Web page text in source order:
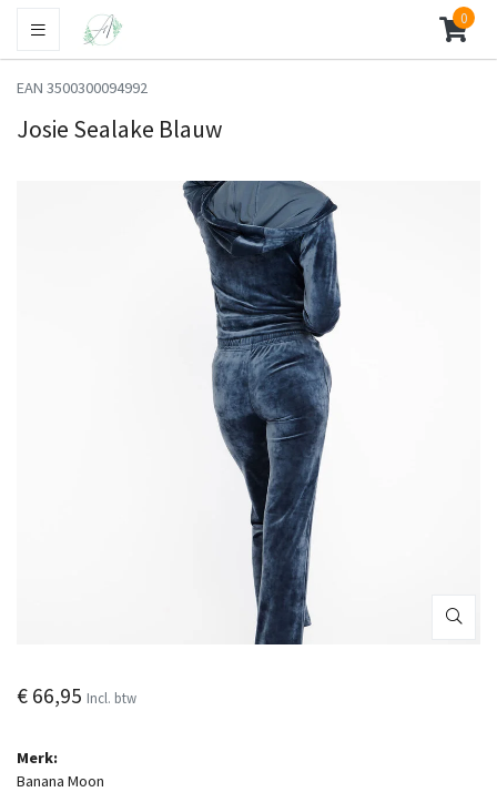
0
EAN 3500300094992
Josie Sealake Blauw
€ 66,95 Incl. btw
Merk:
Banana Moon